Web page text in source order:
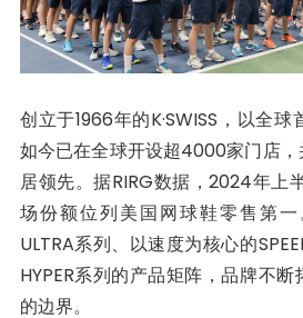
创立于1966年的K·SWISS，以全球
如今已在全球开设超4000家门店
居领先。据RIRG数据，2024年上
场份额位列美国网球鞋零售第
ULTRA系列、以速度为核心的
HYPER系列的产品矩阵，品牌不
的边界。